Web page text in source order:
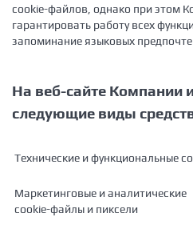
cookie-файлов, однако при этом
гарантировать работу всех
запоминание языковых
На веб-сайте Компании
следующие виды
Технические и функциональные
Маркетинговые и аналитические
cookie-файлы и пиксели